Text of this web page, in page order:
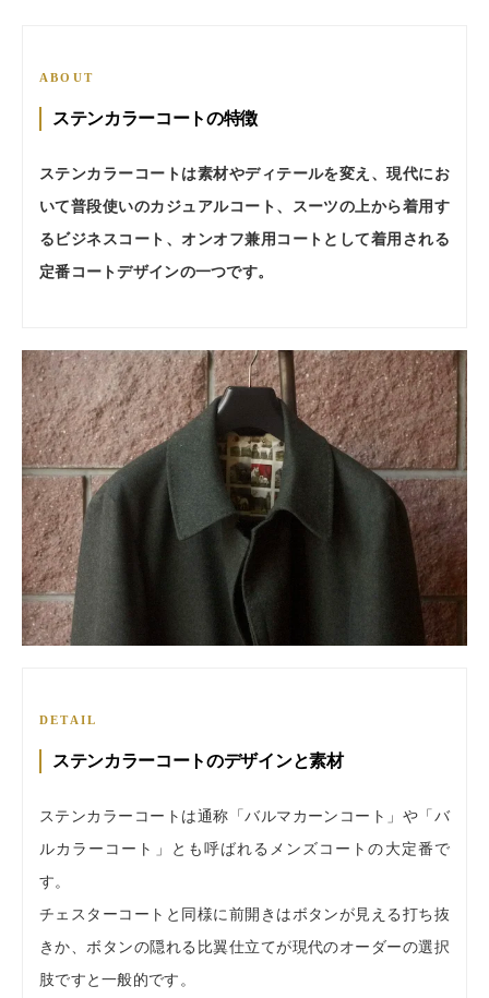
ABOUT
ステンカラーコートの特徴
ステンカラーコートは素材やディテールを変え、現代にお
いて普段使いのカジュアルコート、スーツの上から着用す
るビジネスコート、オンオフ兼用コートとして着用される
定番コートデザインの一つです。
DETAIL
ステンカラーコートのデザインと素材
ステンカラーコートは通称「バルマカーンコート」や「バ
ルカラーコート」とも呼ばれるメンズコートの大定番で
す。
チェスターコートと同様に前開きはボタンが見える打ち抜
きか、ボタンの隠れる比翼仕立てが現代のオーダーの選択
肢ですと一般的です。